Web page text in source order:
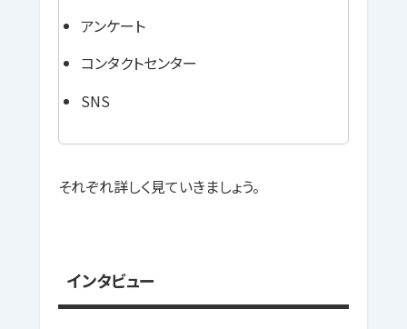
アンケート
コンタクトセンター
SNS
それぞれ詳しく見ていきましょう。
インタビュー